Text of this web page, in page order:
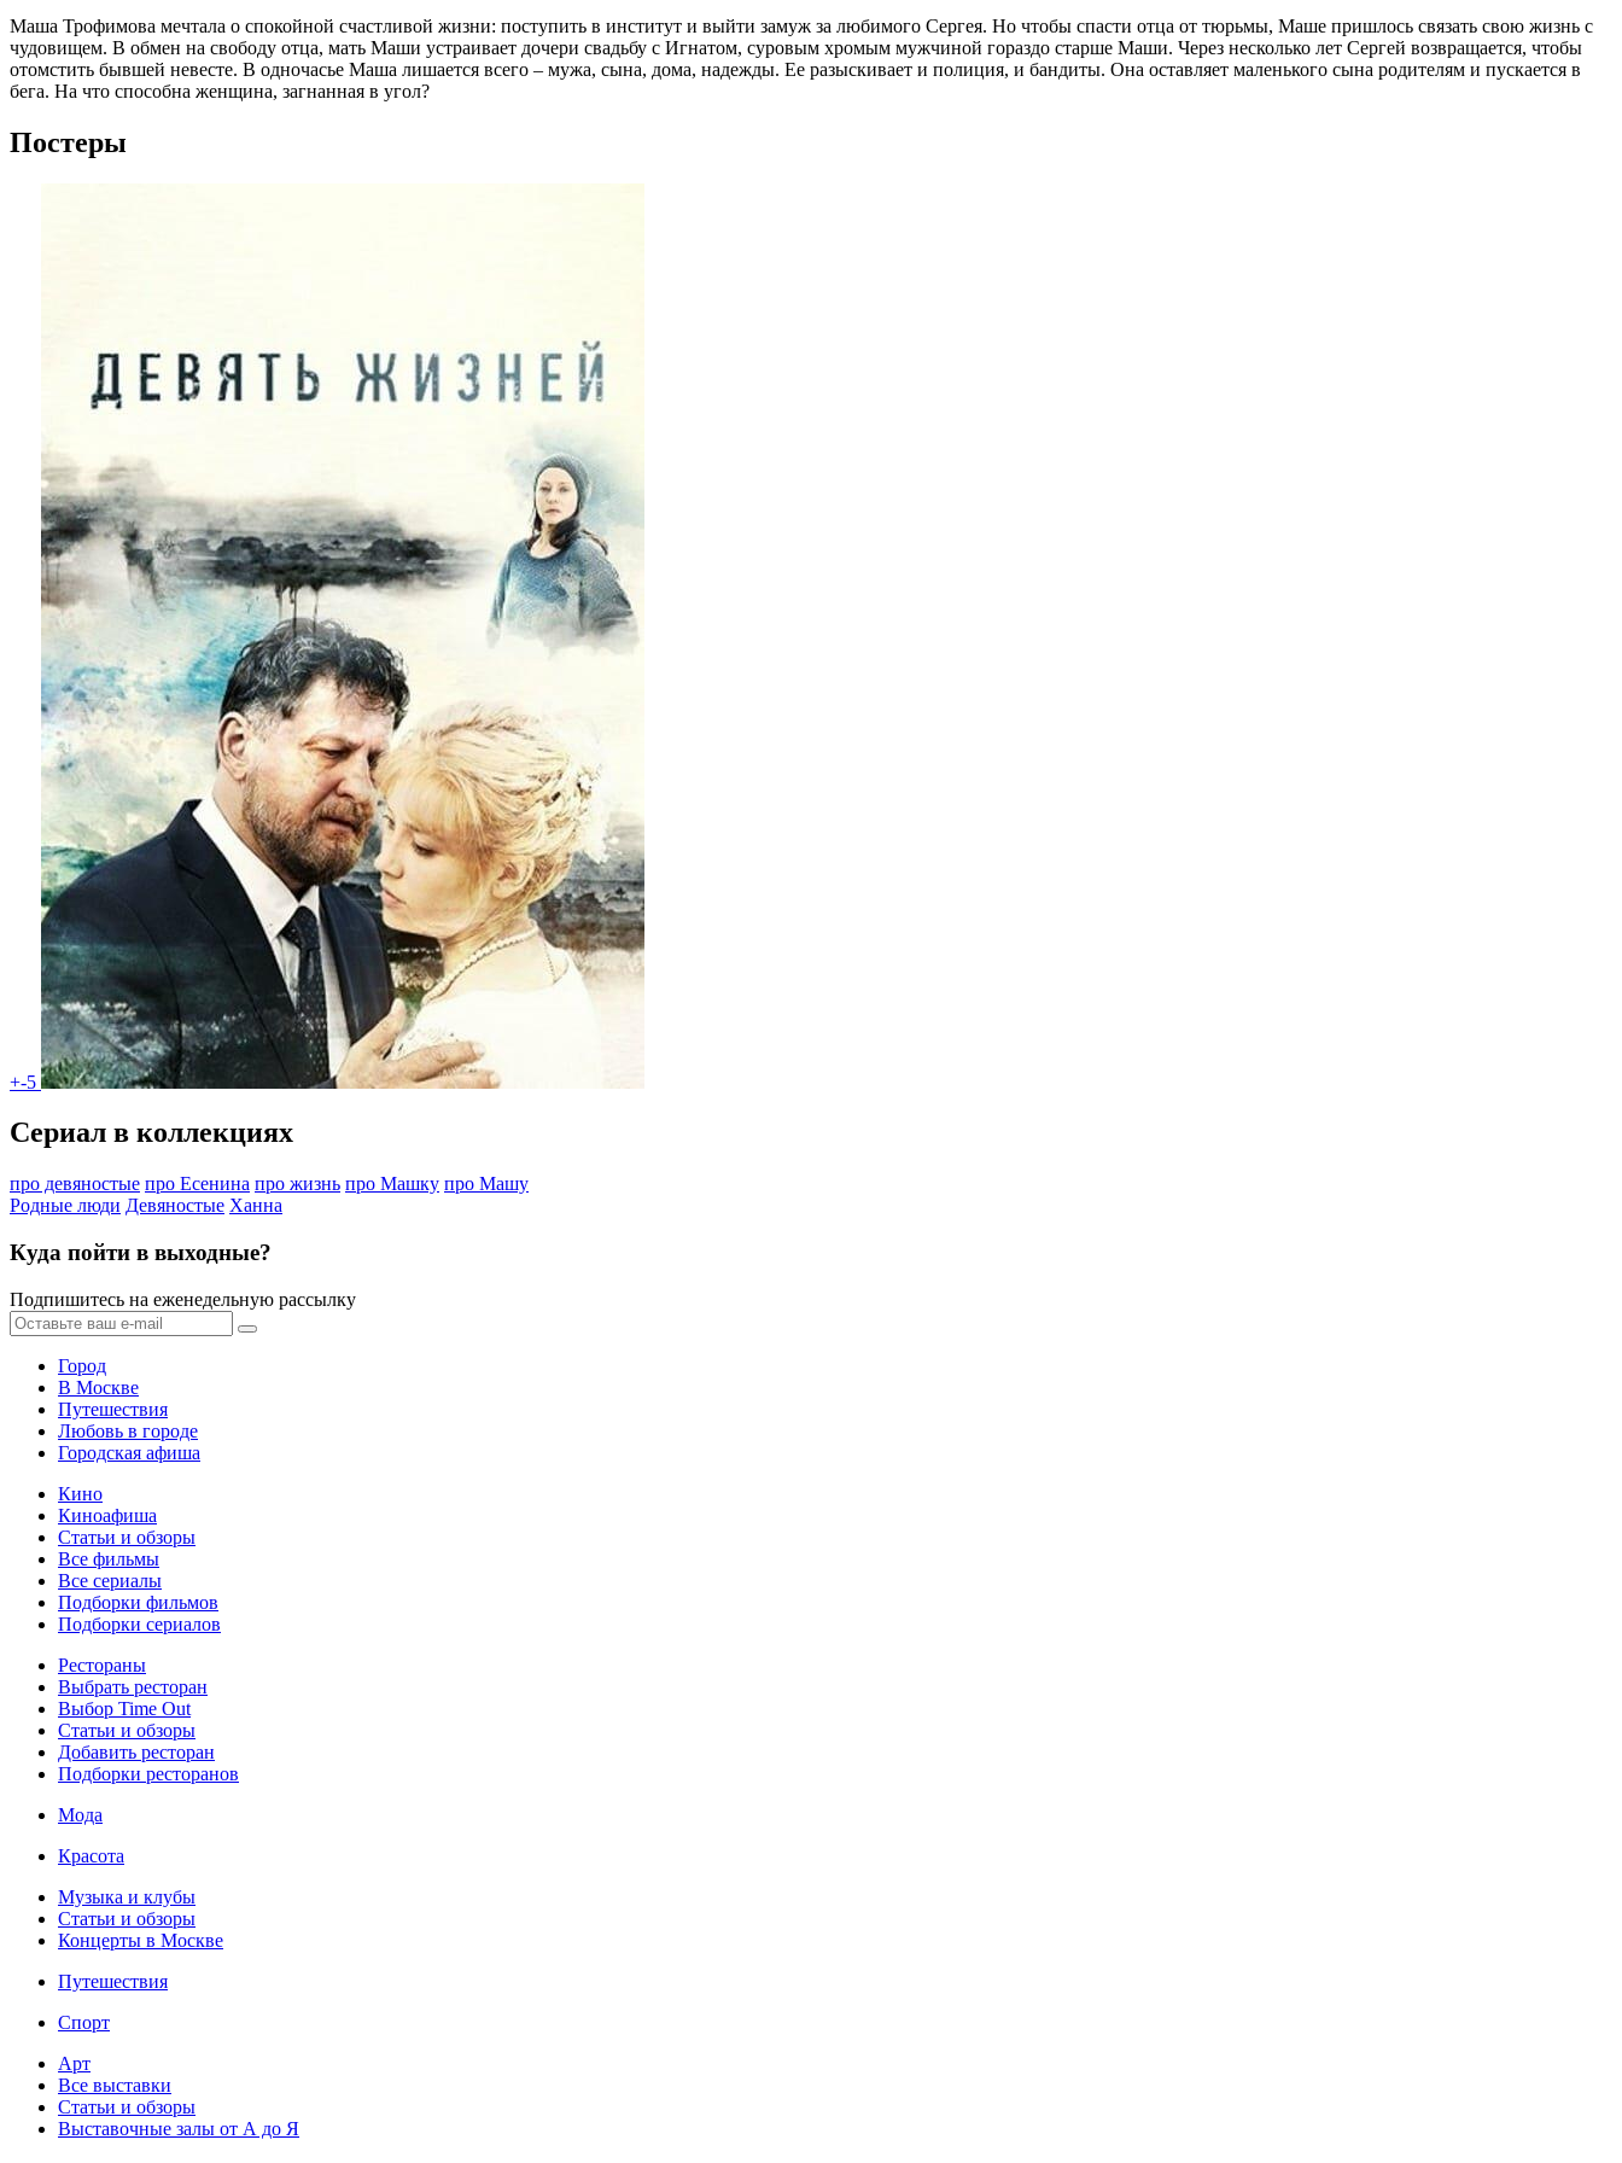
Маша Трофимова мечтала о спокойной счастливой жизни: поступить в институт и выйти замуж за любимого Сергея. Но чтобы спасти отца от тюрьмы, Маше пришлось связать свою жизнь с
чудовищем. В обмен на свободу отца, мать Маши устраивает дочери свадьбу с Игнатом, суровым хромым мужчиной гораздо старше Маши. Через несколько лет Сергей возвращается, чтобы
отомстить бывшей невесте. В одночасье Маша лишается всего – мужа, сына, дома, надежды. Ее разыскивает и полиция, и бандиты. Она оставляет маленького сына родителям и пускается в
бега. На что способна женщина, загнанная в угол?
Постеры
+-5
Сериал в коллекциях
про девяностые про Есенина про жизнь про Машку про Машу
Родные люди Девяностые Ханна
Куда пойти в выходные?
Подпишитесь на еженедельную рассылку
Город
В Москве
Путешествия
Любовь в городе
Городская афиша
Кино
Киноафиша
Статьи и обзоры
Все фильмы
Все сериалы
Подборки фильмов
Подборки сериалов
Рестораны
Выбрать ресторан
Выбор Time Out
Статьи и обзоры
Добавить ресторан
Подборки ресторанов
Мода
Красота
Музыка и клубы
Статьи и обзоры
Концерты в Москве
Путешествия
Спорт
Арт
Все выставки
Статьи и обзоры
Выставочные залы от А до Я